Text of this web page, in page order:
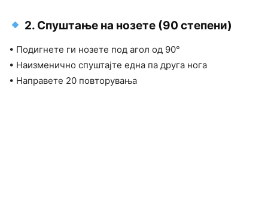
2. Спуштање на нозете (90 степени)
• Подигнете ги нозете под агол од 90°
• Наизменично спуштајте една па друга нога
• Направете 20 повторувања